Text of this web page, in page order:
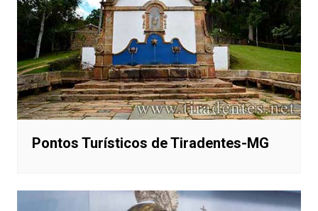
Pontos Turísticos de Tiradentes-MG